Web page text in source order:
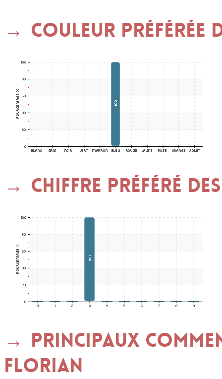
Couleur préférée
Chiffre préféré des
Principaux
FLORIAN